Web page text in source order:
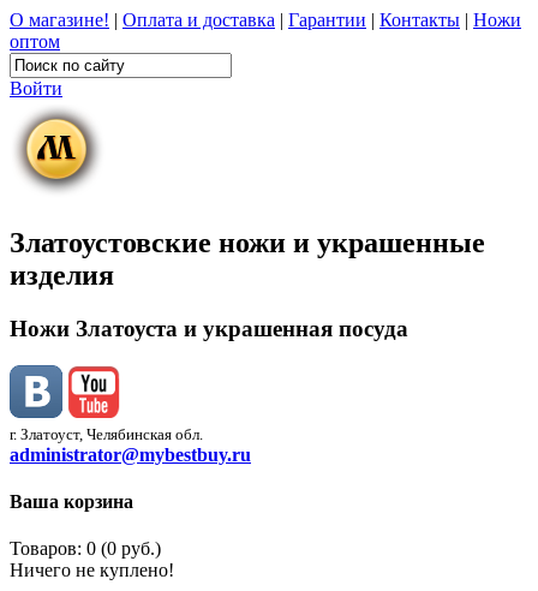
О магазине! | Оплата и доставка | Гарантии | Контакты | Ножи
оптом
Войти
Златоустовские ножи и украшенные
изделия
Ножи Златоуста и украшенная посуда
г. Златоуст, Челябинская обл.
administrator@mybestbuy.ru
Ваша корзина
Товаров: 0 (0 руб.)
Ничего не куплено!